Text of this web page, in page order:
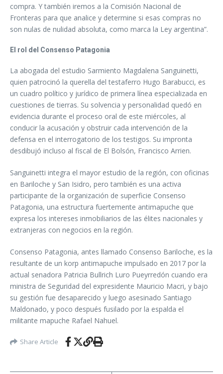
compra. Y también iremos a la Comisión Nacional de
Fronteras para que analice y determine si esas compras no
son nulas de nulidad absoluta, como marca la Ley argentina”.
El rol del Consenso Patagonia
La abogada del estudio Sarmiento Magdalena Sanguinetti,
quien patrocinó la querella del testaferro Hugo Barabucci, es
un cuadro político y jurídico de primera línea especializada en
cuestiones de tierras. Su solvencia y personalidad quedó en
evidencia durante el proceso oral de este miércoles, al
conducir la acusación y obstruir cada intervención de la
defensa en el interrogatorio de los testigos. Su impronta
desdibujó incluso al fiscal de El Bolsón, Francisco Arrien.
Sanguinetti integra el mayor estudio de la región, con oficinas
en Bariloche y San Isidro, pero también es una activa
participante de la organización de superficie Consenso
Patagonia, una estructura fuertemente antimapuche que
expresa los intereses inmobiliarios de las élites nacionales y
extranjeras con negocios en la región.
Consenso Patagonia, antes llamado Consenso Bariloche, es la
resultante de un korp antimapuche impulsado en 2017 por la
actual senadora Patricia Bullrich Luro Pueyrredón cuando era
ministra de Seguridad del expresidente Mauricio Macri, y bajo
su gestión fue desaparecido y luego asesinado Santiago
Maldonado, y poco después fusilado por la espalda el
militante mapuche Rafael Nahuel.
Share Article